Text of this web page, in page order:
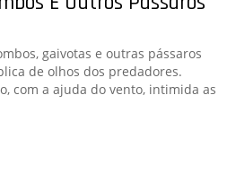
gaivotas e outras pássaros
de olhos dos predadores.
com a ajuda do vento, intimida as